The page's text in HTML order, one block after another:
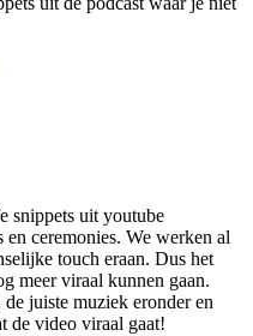
snippets uit youtube
en ceremonies. We werken al
touch eraan. Dus het
meer viraal kunnen gaan.
juiste muziek eronder en
de video viraal gaat!